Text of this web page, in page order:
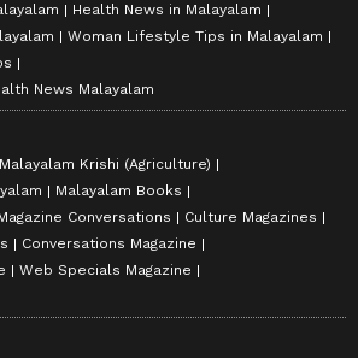
Health News in Malayalam
Woman Lifestyle Tips in Malayalam
News Malayalam
Malayalam Krishi (Agriculture)
Malayalam Books
Conversations
Culture Magazines
Conversations Magazine
Web Specials Magazine